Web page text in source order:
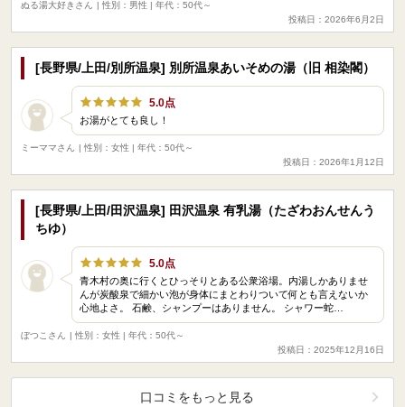
ぬる湯大好きさん
| 性別：男性 | 年代：50代～
投稿日：2026年6月2日
[長野県/上田/別所温泉] 別所温泉あいそめの湯（旧 相染閣）
5.0点
お湯がとても良し！
ミーママさん
| 性別：女性 | 年代：50代～
投稿日：2026年1月12日
[長野県/上田/田沢温泉] 田沢温泉 有乳湯（たざわおんせんう
ちゆ）
5.0点
青木村の奥に行くとひっそりとある公衆浴場。内湯しかありませ
んが炭酸泉で細かい泡が身体にまとわりついて何とも言えないか
心地よさ。 石鹸、シャンプーはありません。 シャワー蛇…
ぼつこさん
| 性別：女性 | 年代：50代～
投稿日：2025年12月16日
口コミをもっと見る